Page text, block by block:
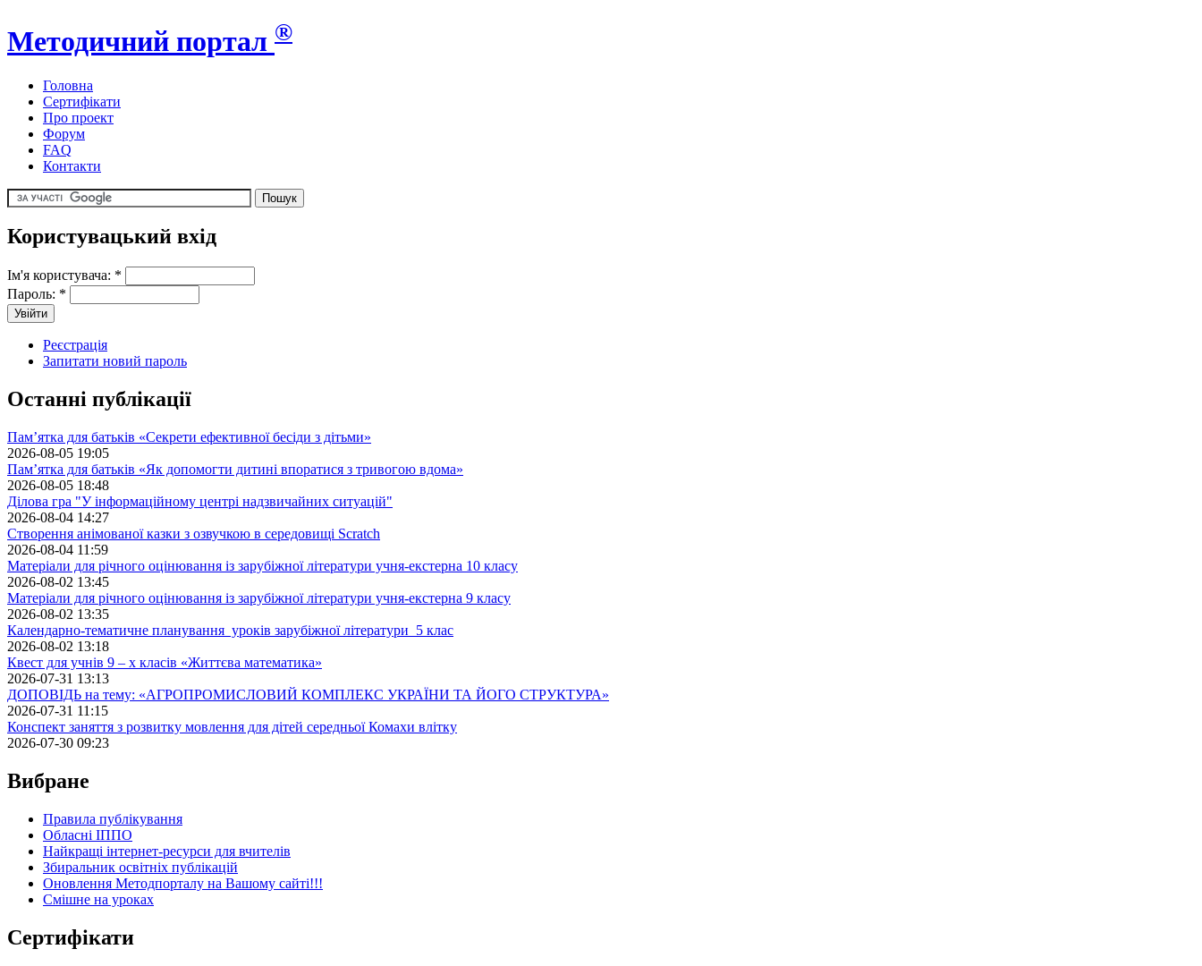
Методичний портал ®
Головна
Сертифікати
Про проект
Форум
FAQ
Контакти
Користувацький вхід
Ім'я користувача: *
Пароль: *
Реєстрація
Запитати новий пароль
Останні публікації
Пам’ятка для батьків «Секрети ефективної бесіди з дітьми»
2026-08-05 19:05
Пам’ятка для батьків «Як допомогти дитині впоратися з тривогою вдома»
2026-08-05 18:48
Ділова гра "У інформаційному центрі надзвичайних ситуацій"
2026-08-04 14:27
Створення анімованої казки з озвучкою в середовищі Scratch
2026-08-04 11:59
Матеріали для річного оцінювання із зарубіжної літератури учня-екстерна 10 класу
2026-08-02 13:45
Матеріали для річного оцінювання із зарубіжної літератури учня-екстерна 9 класу
2026-08-02 13:35
Календарно-тематичне планування уроків зарубіжної літератури 5 клас
2026-08-02 13:18
Квест для учнів 9 – х класів «Життєва математика»
2026-07-31 13:13
ДОПОВІДЬ на тему: «АГРОПРОМИСЛОВИЙ КОМПЛЕКС УКРАЇНИ ТА ЙОГО СТРУКТУРА»
2026-07-31 11:15
Конспект заняття з розвитку мовлення для дітей середньої Комахи влітку
2026-07-30 09:23
Вибране
Правила публікування
Обласні ІППО
Найкращі інтернет-ресурси для вчителів
Збиральник освітніх публікацій
Оновлення Методпорталу на Вашому сайті!!!
Cмішне на уроках
Сертифікати